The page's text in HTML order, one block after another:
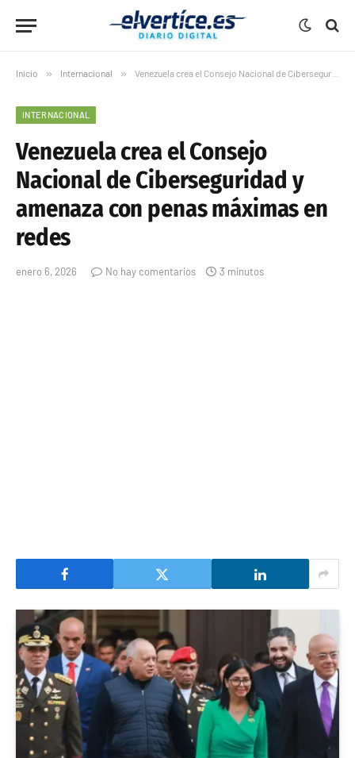
Inicio » Internacional » Venezuela crea el Consejo Nacional de Ciberseguridad y amenaza con penas máximas en redes
INTERNACIONAL
Venezuela crea el Consejo
Nacional de Ciberseguridad y
amenaza con penas máximas en
redes
enero 6, 2026 No hay comentarios 3 minutos